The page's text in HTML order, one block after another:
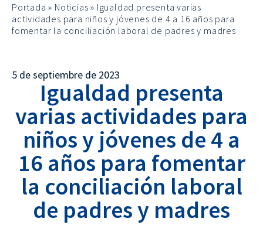
Portada » Noticias » Igualdad presenta varias
actividades para niños y jóvenes de 4 a 16 años para
fomentar la conciliación laboral de padres y madres
5 de septiembre de 2023
Igualdad presenta
varias actividades para
niños y jóvenes de 4 a
16 años para fomentar
la conciliación laboral
de padres y madres